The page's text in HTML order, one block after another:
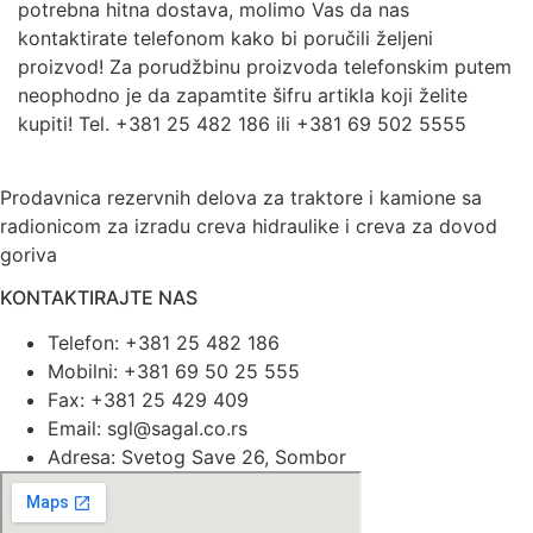
potrebna hitna dostava, molimo Vas da nas
kontaktirate telefonom kako bi poručili željeni
proizvod! Za porudžbinu proizvoda telefonskim putem
neophodno je da zapamtite šifru artikla koji želite
kupiti! Tel. +381 25 482 186 ili +381 69 502 5555
Prodavnica rezervnih delova za traktore i kamione sa
radionicom za izradu creva hidraulike i creva za dovod
goriva
KONTAKTIRAJTE NAS
Telefon: +381 25 482 186
Mobilni: +381 69 50 25 555
Fax: +381 25 429 409
Email: sgl@sagal.co.rs
Adresa: Svetog Save 26, Sombor